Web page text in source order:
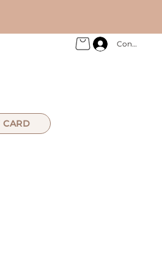
Connexion
CARD